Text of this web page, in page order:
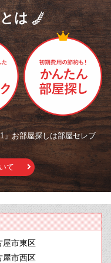
は
」お部屋探しは部屋セレブ
て
屋市東区
屋市西区